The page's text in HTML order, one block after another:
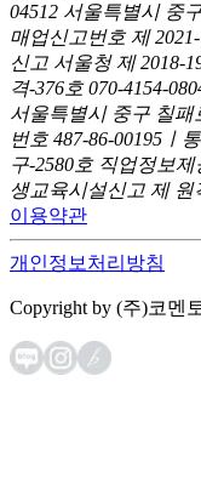
04512 서울특별시 중
매업신고번호 제
신고 서울청 제 2018-
격-376호 070-4154-
서울특별시 중구 칠패
번호 487-86-00195ㅣ
구-2580호 직업정보제
생교육시설신고 제 원
이용약관
개인정보처리방침
Copyright by (주)코멘